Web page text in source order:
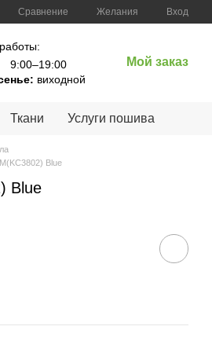
Сравнение Желания Вход
9:00–19:00
виходной
Мой заказ
Ткани Услуги пошива
Blue
Blue